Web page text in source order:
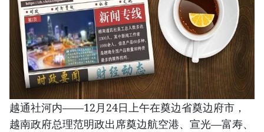
越通社河内——12月24日上午在奠边省奠边府市，
越南政府总理范明政出席奠边航空港、宣光—富寿、